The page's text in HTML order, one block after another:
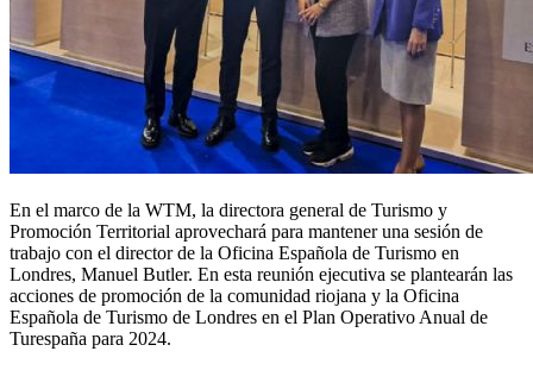
En el marco de la WTM, la directora general de Turismo y
Promoción Territorial aprovechará para mantener una sesión de
trabajo con el director de la Oficina Española de Turismo en
Londres, Manuel Butler. En esta reunión ejecutiva se plantearán las
acciones de promoción de la comunidad riojana y la Oficina
Española de Turismo de Londres en el Plan Operativo Anual de
Turespaña para 2024.